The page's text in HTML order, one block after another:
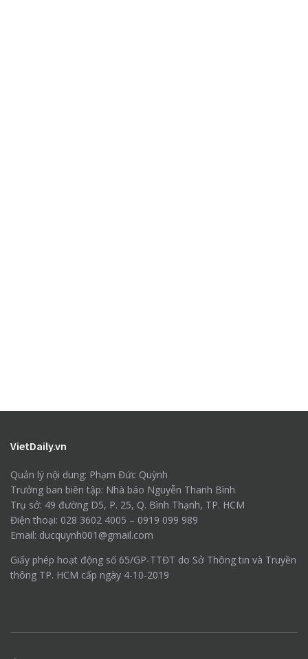
VietDaily.vn
Quản lý nội dung: Phạm Đức Quỳnh
Trưởng ban biên tập: Nhà báo Nguyễn Thanh Bình
Trụ sở: 49 đường D5, P. 25, Q. Bình Thạnh, TP. HCM
Điện thoại: 028 3602 4005 – 0919 099 989
Email: ducquynh001@gmail.com
Giấy phép hoạt động số 65/GP-TTĐT do Sở Thông tin và Truyền
thông TP. HCM cấp ngày 4-10-2019